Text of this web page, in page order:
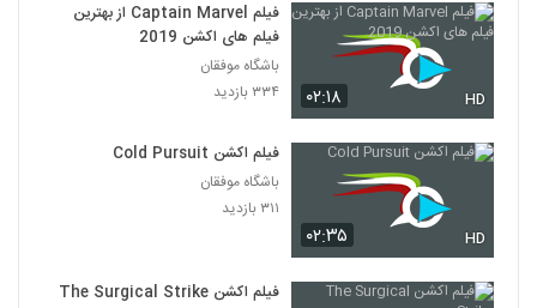
۰۲:۱۸ HD
فیلم Captain Marvel از بهترین
فیلم های اکشن 2019
باشگاه موفقان
۳۳۴ بازدید
۰۲:۳۵ HD
فیلم اکشن Cold Pursuit
باشگاه موفقان
۳۱۱ بازدید
فیلم اکشن The Surgical Strike